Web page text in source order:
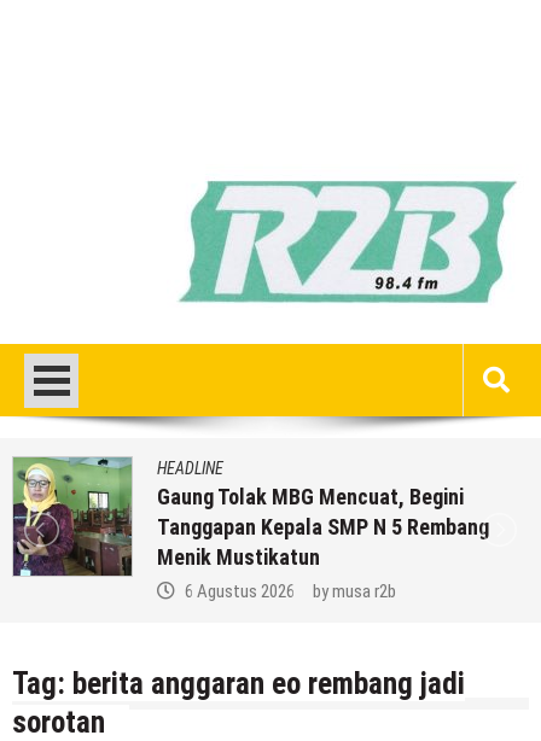
HEADLINE
Gaung Tolak MBG Mencuat, Begini
Tanggapan Kepala SMP N 5 Rembang
Menik Mustikatun
6 Agustus 2026 bymusa r2b
Tag: berita anggaran eo rembang jadi
sorotan